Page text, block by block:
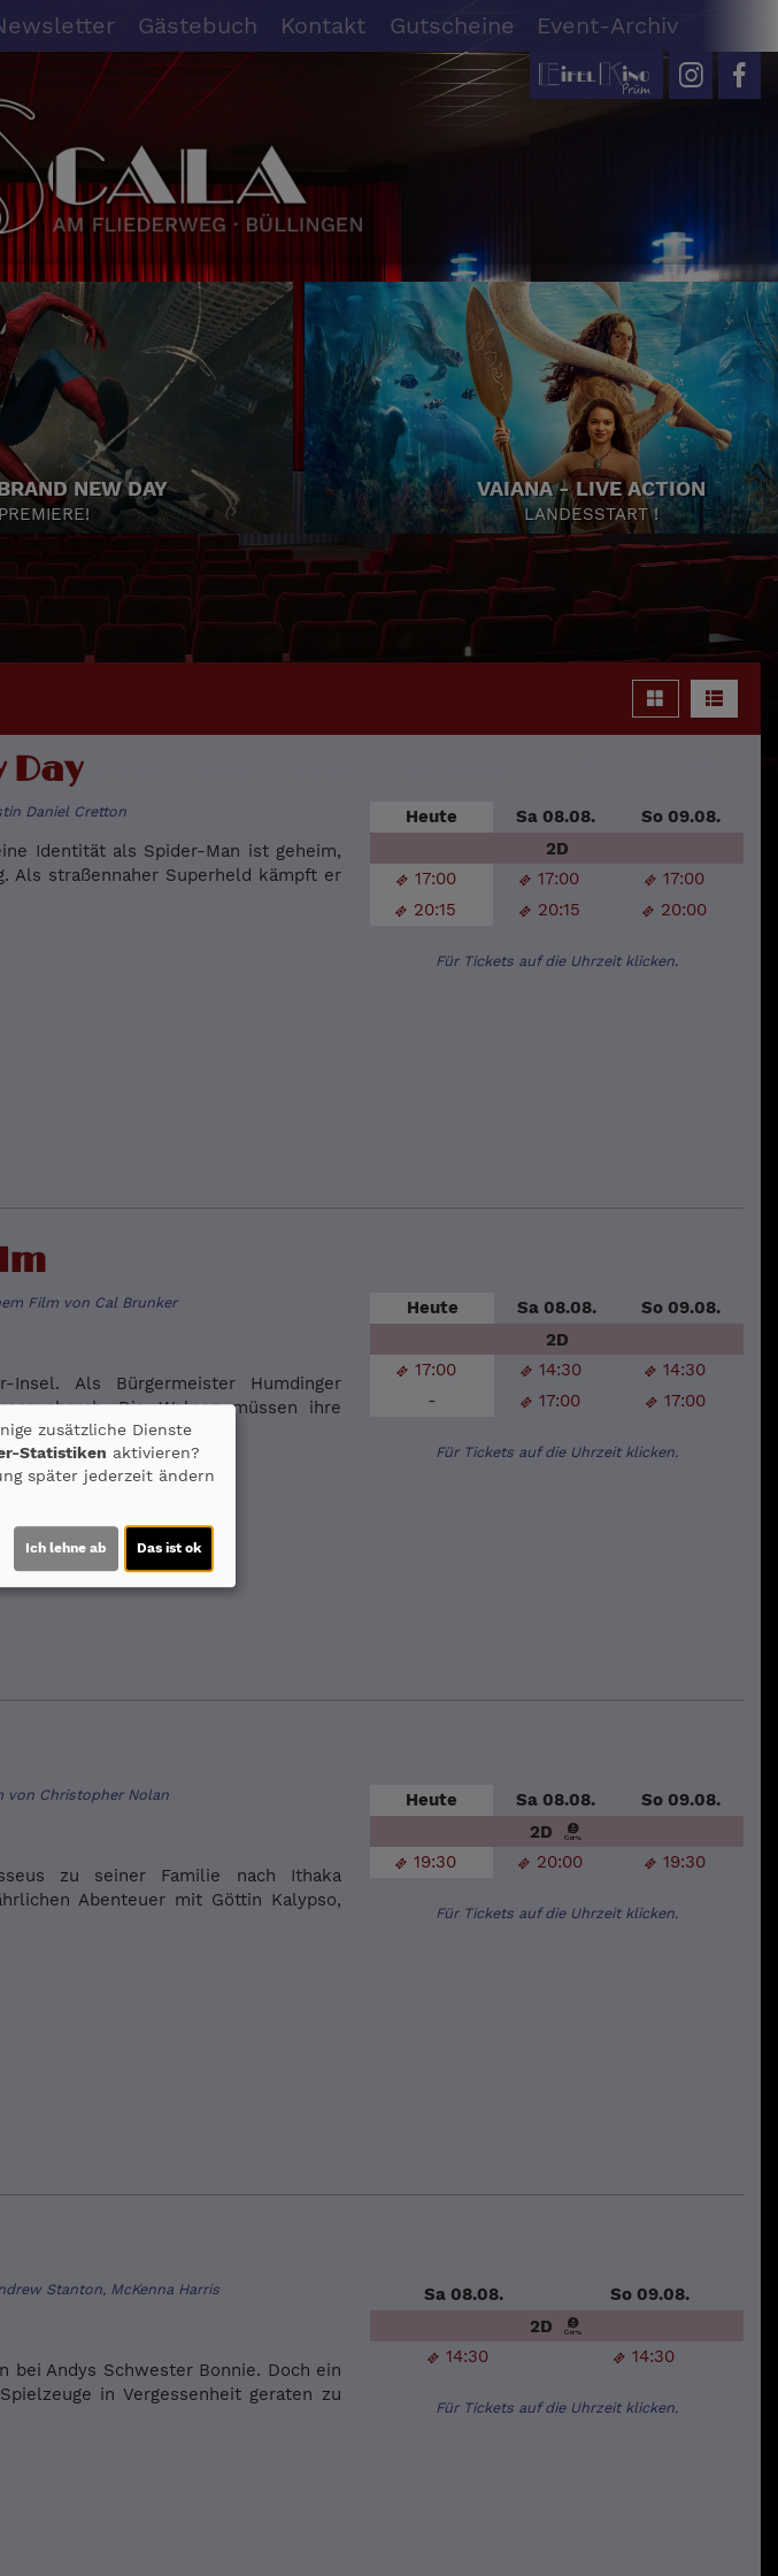
Gästebuch Kontakt Gutscheine Event-Archiv
NEW DAY VAIANA - LIVE ACTION
LANDESSTART !
Day
Heute Sa 08.08. So 09.08.
17:00 17:00
17:00
20:15
20:15 20:00
2D
Für Tickets auf die Uhrzeit klicken.
Daniel Cretton
Identität als Spider-Man ist geheim,
Als straßennaher Superheld kämpft er
Heute Sa 08.08. So 09.08.
17:00 14:30
14:30
-
17:00 17:00
2D
Für Tickets auf die Uhrzeit klicken.
Film von Cal Brunker
Als Bürgermeister Humdinger
Die Welpen müssen ihre
Heute Sa 08.08. So 09.08.
19:30 20:00 19:30
2D
Für Tickets auf die Uhrzeit klicken.
von Christopher Nolan
zu seiner Familie nach Ithaka
Abenteuer mit Göttin Kalypso,
Sa 08.08. So 09.08.
14:30 14:30
2D
Für Tickets auf die Uhrzeit klicken.
Stanton, McKenna Harris
bei Andys Schwester Bonnie. Doch ein
in Vergessenheit geraten zu
zusätzliche Dienste
Statistiken aktivieren?
später jederzeit ändern
Ich lehne ab Das ist ok